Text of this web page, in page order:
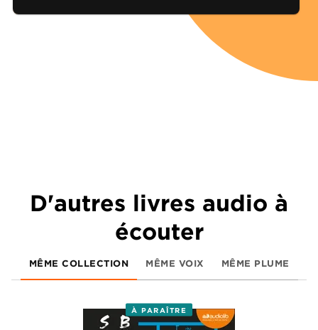
D'autres livres audio à
écouter
MÊME COLLECTION MÊME VOIX MÊME PLUME
À PARAÎTRE